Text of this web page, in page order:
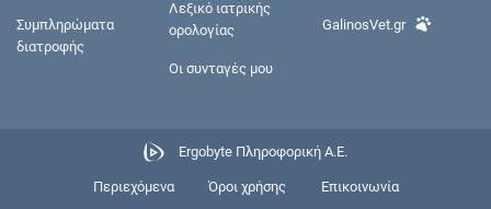
Συμπληρώματα
διατροφής
Λεξικό ιατρικής
ορολογίας
Οι συνταγές μου
GalinosVet.gr
Ergobyte Πληροφορική Α.Ε.
Περιεχόμενα Όροι χρήσης Επικοινωνία